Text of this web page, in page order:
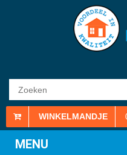
WINKELMANDJE